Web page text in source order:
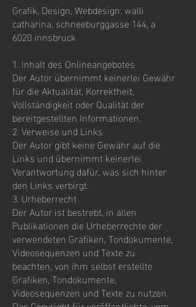
Grafik, Design, Webdesign: walli
catharina, schneeburggasse 144, a
6020 innsbruck
1. Inhalt des Onlineangebotes
Der Autor übernimmt keinerlei Gewähr
für die Aktualität, Korrektheit,
Vollständigkeit oder Qualität der
bereitgestellten Informationen.
2. Verweise und Links
Der Autor gibt keine Gewähr auf die
Links und übernimmt keinerlei
Verantwortung dafür, was sich hinter
den Links verbirgt.
3. Urheberrecht
Der Autor ist bestrebt, in allen
Publikationen die Urheberrechte der
verwendeten Grafiken, Tondokumente,
Videosequenzen und Texte zu
beachten, von ihm selbst erstellte
Grafiken, Tondokumente,
Videosequenzen und Texte zu nutzen.